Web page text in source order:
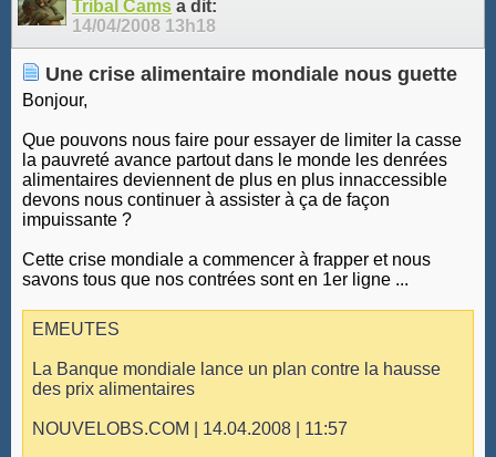
Tribal Cams a dit:
14/04/2008 13h18
Une crise alimentaire mondiale nous guette
Bonjour,
Que pouvons nous faire pour essayer de limiter la casse
la pauvreté avance partout dans le monde les denrées
alimentaires deviennent de plus en plus innaccessible
devons nous continuer à assister à ça de façon
impuissante ?
Cette crise mondiale a commencer à frapper et nous
savons tous que nos contrées sont en 1er ligne ...
EMEUTES
La Banque mondiale lance un plan contre la hausse
des prix alimentaires
NOUVELOBS.COM | 14.04.2008 | 11:57